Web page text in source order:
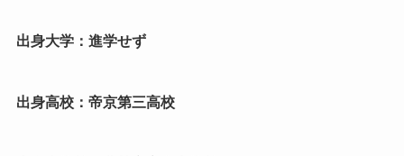
出身大学：進学せず
出身高校：帝京第三高校